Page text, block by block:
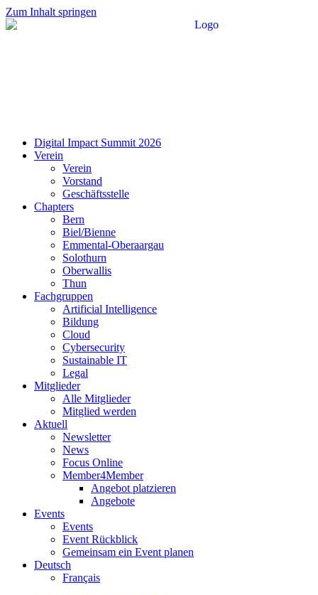
Zum Inhalt springen
Digital Impact Summit 2026
Verein
Verein
Vorstand
Geschäftsstelle
Chapters
Bern
Biel/Bienne
Emmental-Oberaargau
Solothurn
Oberwallis
Thun
Fachgruppen
Artificial Intelligence
Bildung
Cloud
Cybersecurity
Sustainable IT
Legal
Mitglieder
Alle Mitglieder
Mitglied werden
Aktuell
Newsletter
News
Focus Online
Member4Member
Angebot platzieren
Angebote
Events
Events
Event Rückblick
Gemeinsam ein Event planen
Deutsch
Français